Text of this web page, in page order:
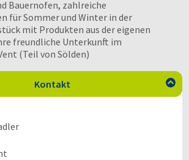
Bauernofen, zahlreiche
für Sommer und Winter in der
mit Produkten aus der eigenen
freundliche Unterkunft im
(Teil von Sölden)
Kontakt 